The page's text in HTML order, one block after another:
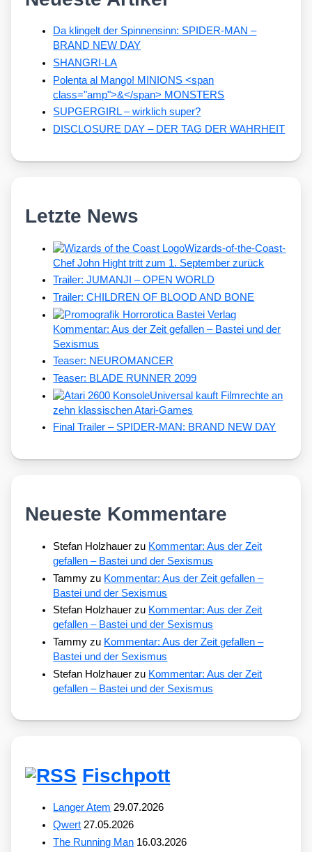
Da klingelt der Spinnensinn: SPIDER-MAN –
BRAND NEW DAY
SHANGRI-LA
Polenta al Mango! MINIONS <span
class="amp">&</span> MONSTERS
SUPGERGIRL – wirklich super?
DISCLOSURE DAY – DER TAG DER WAHRHEIT
Letzte News
Wizards-of-the-Coast-
Chef John Hight tritt zum 1. September zurück
Trailer: JUMANJI – OPEN WORLD
Trailer: CHILDREN OF BLOOD AND BONE
Kommentar: Aus der Zeit gefallen – Bastei und der
Sexismus
Teaser: NEUROMANCER
Teaser: BLADE RUNNER 2099
Universal kauft Filmrechte an
zehn klassischen Atari-Games
Final Trailer – SPIDER-MAN: BRAND NEW DAY
Neueste Kommentare
Stefan Holzhauer zu Kommentar: Aus der Zeit
gefallen – Bastei und der Sexismus
Tammy zu Kommentar: Aus der Zeit gefallen –
Bastei und der Sexismus
Stefan Holzhauer zu Kommentar: Aus der Zeit
gefallen – Bastei und der Sexismus
Tammy zu Kommentar: Aus der Zeit gefallen –
Bastei und der Sexismus
Stefan Holzhauer zu Kommentar: Aus der Zeit
gefallen – Bastei und der Sexismus
Fischpott
Langer Atem 29.07.2026
Qwert 27.05.2026
The Running Man 16.03.2026